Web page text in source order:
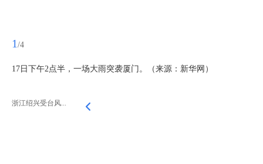
1 /4
17日下午2点半，一场大雨突袭厦门。（来源：新华网）
浙江绍兴受台风...